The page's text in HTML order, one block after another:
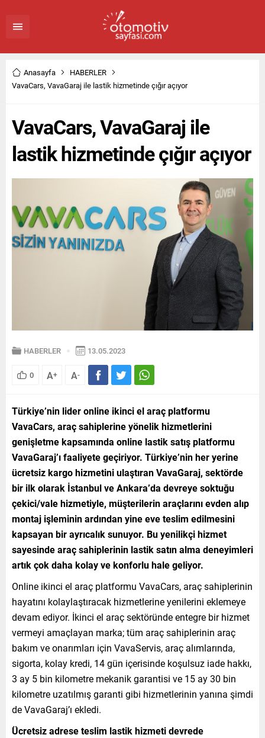
Anasayfa
HABERLER
VavaCars, VavaGaraj ile lastik hizmetinde çığır açıyor
VavaCars, VavaGaraj ile
lastik hizmetinde çığır açıyor
HABERLER 13.05.2023
0 A+ A-
Türkiye’nin lider online ikinci el araç platformu
VavaCars, araç sahiplerine yönelik hizmetlerini
genişletme kapsamında online lastik satış platformu
VavaGaraj’ı faaliyete geçiriyor. Türkiye’nin her yerine
ücretsiz kargo hizmetini ulaştıran VavaGaraj, sektörde
bir ilk olarak İstanbul ve Ankara’da devreye soktuğu
çekici/vale hizmetiyle, müşterilerin araçlarını evden alıp
montaj işleminin ardından yine eve teslim edilmesini
kapsayan bir ayrıcalık sunuyor. Bu yenilikçi hizmet
sayesinde araç sahiplerinin lastik satın alma deneyimleri
artık çok daha kolay ve konforlu hale geliyor.
Online ikinci el araç platformu VavaCars, araç sahiplerinin
hayatını kolaylaştıracak hizmetlerine yenilerini eklemeye
devam ediyor. İkinci el araç sektöründe entegre bir hizmet
vermeyi amaçlayan marka; tüm araç sahiplerinin araç
bakım ve onarımları için VavaServis, araç alımlarında,
sigorta, kolay kredi, 14 gün içerisinde koşulsuz iade hakkı,
3 ay 5 bin kilometre mekanik garantisi ve 15 ay 30 bin
kilometre uzatılmış garanti gibi hizmetlerinin yanına şimdi
de VavaGaraj’ı ekledi.
Ücretsiz adrese teslim lastik hizmeti devrede